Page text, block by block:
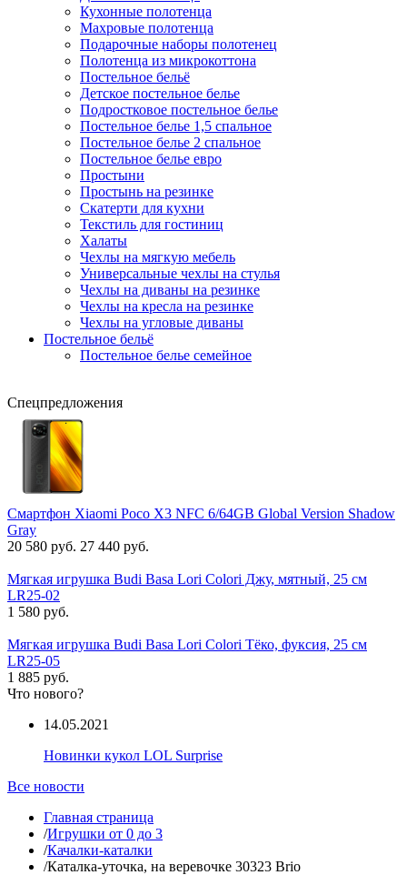
Кухонные полотенца
Махровые полотенца
Подарочные наборы полотенец
Полотенца из микрокоттона
Постельное бельё
Детское постельное белье
Подростковое постельное белье
Постельное белье 1,5 спальное
Постельное белье 2 спальное
Постельное белье евро
Простыни
Простынь на резинке
Скатерти для кухни
Текстиль для гостиниц
Халаты
Чехлы на мягкую мебель
Универсальные чехлы на стулья
Чехлы на диваны на резинке
Чехлы на кресла на резинке
Чехлы на угловые диваны
Постельное бельё
Постельное белье семейное
Спецпредложения
Смартфон Xiaomi Poco X3 NFC 6/64GB Global Version Shadow
Gray
20 580 руб. 27 440 руб.
Мягкая игрушка Budi Basa Lori Colori Джу, мятный, 25 см
LR25-02
1 580 руб.
Мягкая игрушка Budi Basa Lori Colori Тёко, фуксия, 25 см
LR25-05
1 885 руб.
Что нового?
14.05.2021
Новинки кукол LOL Surprise
Все новости
Главная страница
/Игрушки от 0 до 3
/Качалки-каталки
/Каталка-уточка, на веревочке 30323 Brio